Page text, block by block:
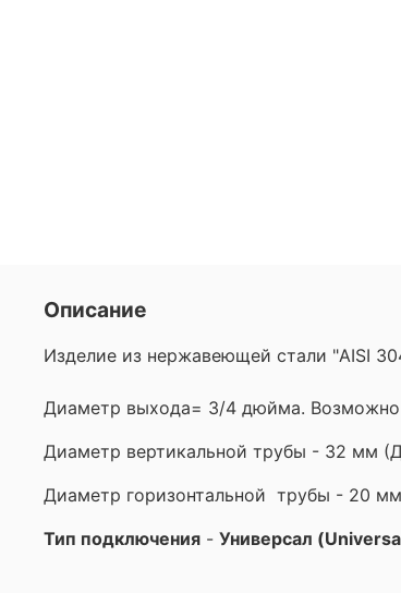
Описание
Изделие из нержавеющей стали "AISI
Диаметр выхода= 3/4 дюйма.
Диаметр вертикальной трубы - 32 мм
Диаметр горизонтальной трубы - 20
Тип подключения - Универсал